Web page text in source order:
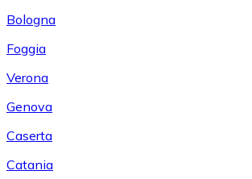
Bologna
Foggia
Verona
Genova
Caserta
Catania